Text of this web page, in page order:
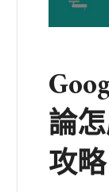
論
攻略